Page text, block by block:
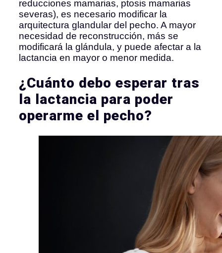
reducciones mamarias, ptosis mamarias
severas), es necesario modificar la
arquitectura glandular del pecho. A mayor
necesidad de reconstrucción, más se
modificará la glándula, y puede afectar a la
lactancia en mayor o menor medida.
¿Cuánto debo esperar tras
la lactancia para poder
operarme el pecho?